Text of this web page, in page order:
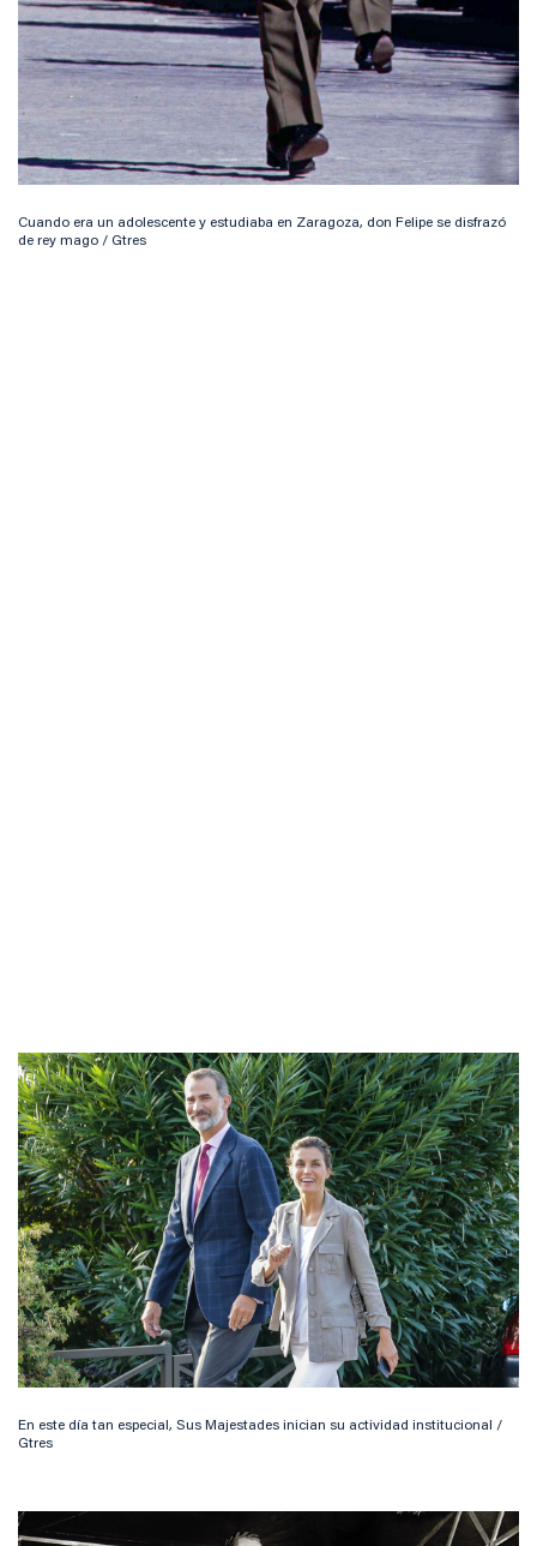
Cuando era un adolescente y estudiaba en Zaragoza, don Felipe se disfrazó
de rey mago / Gtres
En este día tan especial, Sus Majestades inician su actividad institucional /
Gtres